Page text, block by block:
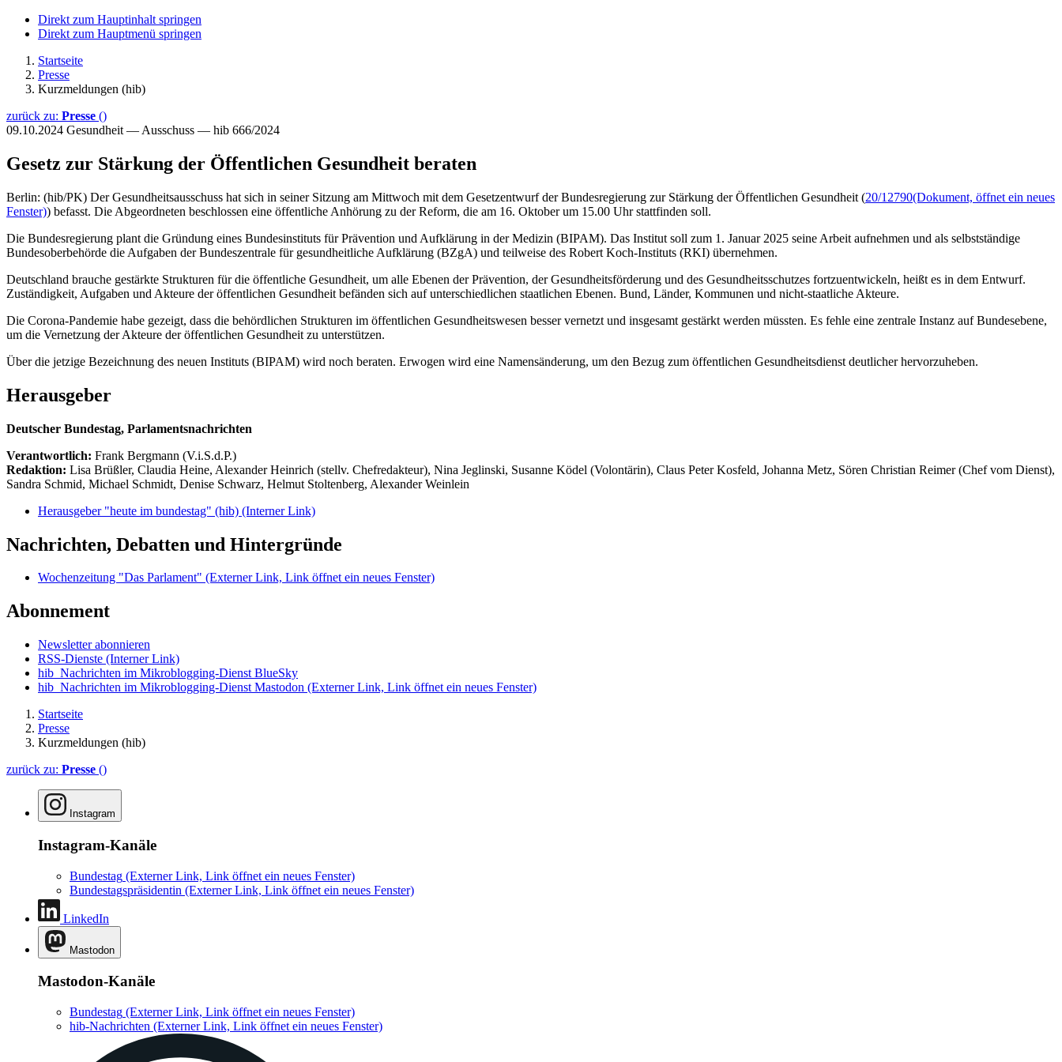
Direkt zum Hauptinhalt springen
Direkt zum Hauptmenü springen
Startseite
Presse
Kurzmeldungen (hib)
zurück zu: Presse ()
09.10.2024 Gesundheit — Ausschuss — hib 666/2024
Gesetz zur Stärkung der Öffentlichen Gesundheit beraten
Berlin: (hib/PK) Der Gesundheitsausschuss hat sich in seiner Sitzung am Mittwoch mit dem Gesetzentwurf der Bundesregierung zur Stärkung der Öffentlichen Gesundheit (20/12790(Dokument, öffnet ein neues
Fenster)) befasst. Die Abgeordneten beschlossen eine öffentliche Anhörung zu der Reform, die am 16. Oktober um 15.00 Uhr stattfinden soll.
Die Bundesregierung plant die Gründung eines Bundesinstituts für Prävention und Aufklärung in der Medizin (BIPAM). Das Institut soll zum 1. Januar 2025 seine Arbeit aufnehmen und als selbstständige
Bundesoberbehörde die Aufgaben der Bundeszentrale für gesundheitliche Aufklärung (BZgA) und teilweise des Robert Koch-Instituts (RKI) übernehmen.
Deutschland brauche gestärkte Strukturen für die öffentliche Gesundheit, um alle Ebenen der Prävention, der Gesundheitsförderung und des Gesundheitsschutzes fortzuentwickeln, heißt es in dem Entwurf.
Zuständigkeit, Aufgaben und Akteure der öffentlichen Gesundheit befänden sich auf unterschiedlichen staatlichen Ebenen. Bund, Länder, Kommunen und nicht-staatliche Akteure.
Die Corona-Pandemie habe gezeigt, dass die behördlichen Strukturen im öffentlichen Gesundheitswesen besser vernetzt und insgesamt gestärkt werden müssten. Es fehle eine zentrale Instanz auf Bundesebene,
um die Vernetzung der Akteure der öffentlichen Gesundheit zu unterstützen.
Über die jetzige Bezeichnung des neuen Instituts (BIPAM) wird noch beraten. Erwogen wird eine Namensänderung, um den Bezug zum öffentlichen Gesundheitsdienst deutlicher hervorzuheben.
Herausgeber
Deutscher Bundestag, Parlamentsnachrichten
Verantwortlich: Frank Bergmann (V.i.S.d.P.)
Redaktion: Lisa Brüßler, Claudia Heine, Alexander Heinrich (stellv. Chefredakteur), Nina Jeglinski, Susanne Ködel (Volontärin), Claus Peter Kosfeld, Johanna Metz, Sören Christian Reimer (Chef vom Dienst),
Sandra Schmid, Michael Schmidt, Denise Schwarz, Helmut Stoltenberg, Alexander Weinlein
Herausgeber "heute im bundestag" (hib) (Interner Link)
Nachrichten, Debatten und Hintergründe
Wochenzeitung "Das Parlament" (Externer Link, Link öffnet ein neues Fenster)
Abonnement
Newsletter abonnieren
RSS-Dienste (Interner Link)
hib_Nachrichten im Mikroblogging-Dienst BlueSky
hib_Nachrichten im Mikroblogging-Dienst Mastodon (Externer Link, Link öffnet ein neues Fenster)
Startseite
Presse
Kurzmeldungen (hib)
zurück zu: Presse ()
Instagram
Instagram-Kanäle
Bundestag (Externer Link, Link öffnet ein neues Fenster)
Bundestagspräsidentin (Externer Link, Link öffnet ein neues Fenster)
LinkedIn
Mastodon
Mastodon-Kanäle
Bundestag (Externer Link, Link öffnet ein neues Fenster)
hib-Nachrichten (Externer Link, Link öffnet ein neues Fenster)